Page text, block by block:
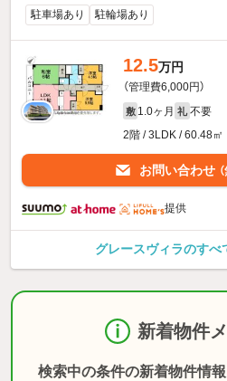
駐車場あり
駐輪場あり
12.5万円
（管理費6,000円）
敷 1.0ヶ月 礼 不要
2階 / 3LDK / 60.48㎡
お問い合わせ
提供
グレースヴィラのすべ
新着物件
検索中の条件の新着物件情